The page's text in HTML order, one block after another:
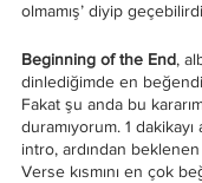
olmamış’ diyip
Beginning of the End,
dinlediğimde en
Fakat şu anda bu
duramıyorum. 1
intro, ardından
Verse kısmını en çok